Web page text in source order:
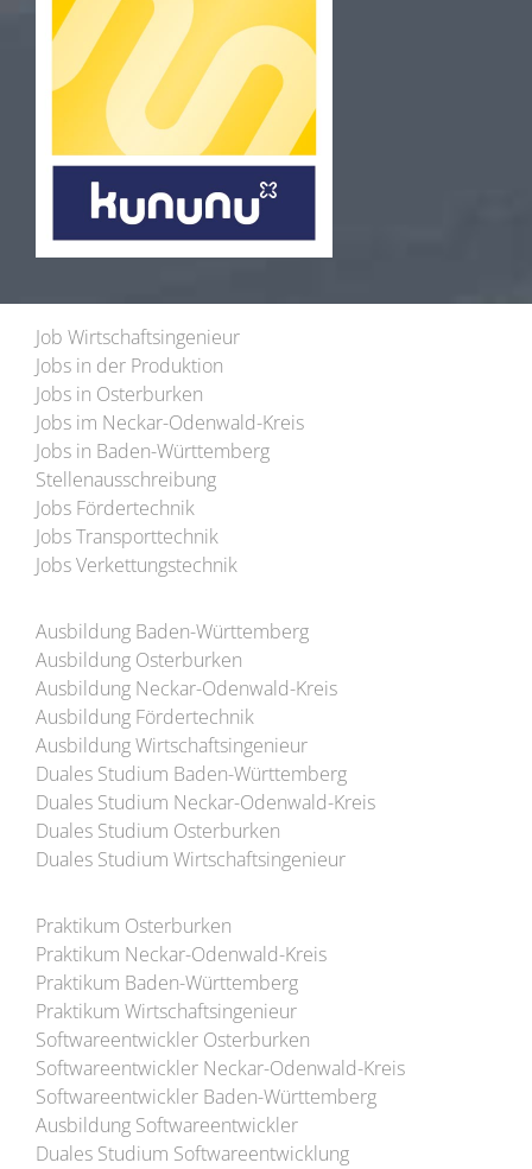
Job Wirtschaftsingenieur
Jobs in der Produktion
Jobs in Osterburken
Jobs im Neckar-Odenwald-Kreis
Jobs in Baden-Württemberg
Stellenausschreibung
Jobs Fördertechnik
Jobs Transporttechnik
Jobs Verkettungstechnik
Ausbildung Baden-Württemberg
Ausbildung Osterburken
Ausbildung Neckar-Odenwald-Kreis
Ausbildung Fördertechnik
Ausbildung Wirtschaftsingenieur
Duales Studium Baden-Württemberg
Duales Studium Neckar-Odenwald-Kreis
Duales Studium Osterburken
Duales Studium Wirtschaftsingenieur
Praktikum Osterburken
Praktikum Neckar-Odenwald-Kreis
Praktikum Baden-Württemberg
Praktikum Wirtschaftsingenieur
Softwareentwickler Osterburken
Softwareentwickler Neckar-Odenwald-Kreis
Softwareentwickler Baden-Württemberg
Ausbildung Softwareentwickler
Duales Studium Softwareentwicklung